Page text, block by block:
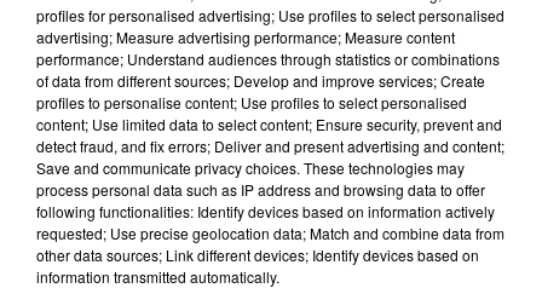
La billetterie est d'ores et déjà ouverte pour la quasi-
totalité des dates.Pour les retardataires, sachez que
les places pour Christophe Maé et le concert "Clair
Obscur" se sont envolées : ils sont officiellement
complets.
profiles for personalised advertising; Use profiles to select personalised
advertising; Measure advertising performance; Measure content
performance; Understand audiences through statistics or combinations
of data from different sources; Develop and improve services; Create
profiles to personalise content; Use profiles to select personalised
content; Use limited data to select content; Ensure security, prevent and
detect fraud, and fix errors; Deliver and present advertising and content;
Save and communicate privacy choices. These technologies may
process personal data such as IP address and browsing data to offer
following functionalities: Identify devices based on information actively
requested; Use precise geolocation data; Match and combine data from
other data sources; Link different devices; Identify devices based on
information transmitted automatically.